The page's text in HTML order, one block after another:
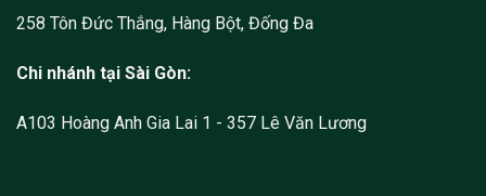
258 Tôn Đức Thắng, Hàng Bột, Đống Đa
Chi nhánh tại Sài Gòn:
A103 Hoàng Anh Gia Lai 1 - 357 Lê Văn Lương